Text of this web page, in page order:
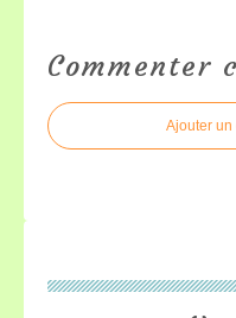
Commenter
Ajouter un